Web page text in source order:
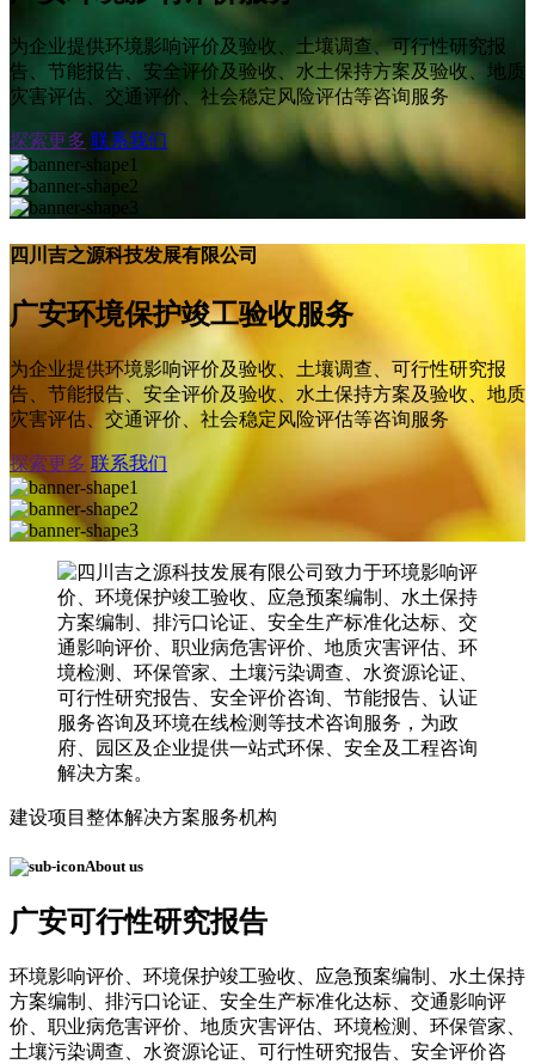
为企业提供环境影响评价及验收、土壤调查、可行性研究报
告、节能报告、安全评价及验收、水土保持方案及验收、地质
灾害评估、交通评价、社会稳定风险评估等咨询服务
探索更多 联系我们
四川吉之源科技发展有限公司
广安环境保护竣工验收服务
为企业提供环境影响评价及验收、土壤调查、可行性研究报
告、节能报告、安全评价及验收、水土保持方案及验收、地质
灾害评估、交通评价、社会稳定风险评估等咨询服务
探索更多 联系我们
建设项目整体解决方案服务机构
About us
广安可行性研究报告
环境影响评价、环境保护竣工验收、应急预案编制、水土保持
方案编制、排污口论证、安全生产标准化达标、交通影响评
价、职业病危害评价、地质灾害评估、环境检测、环保管家、
土壤污染调查、水资源论证、可行性研究报告、安全评价咨